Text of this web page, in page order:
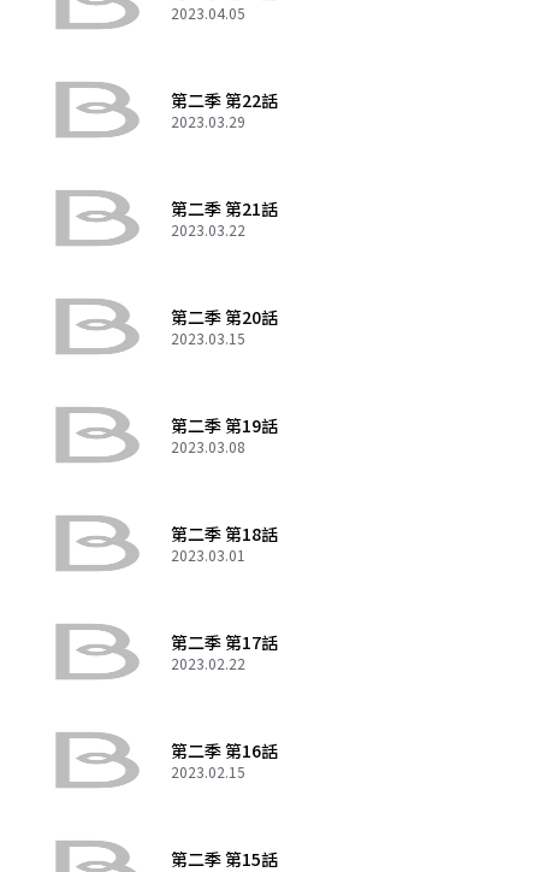
2023.04.05
第二季 第22話
2023.03.29
第二季 第21話
2023.03.22
第二季 第20話
2023.03.15
第二季 第19話
2023.03.08
第二季 第18話
2023.03.01
第二季 第17話
2023.02.22
第二季 第16話
2023.02.15
第二季 第15話